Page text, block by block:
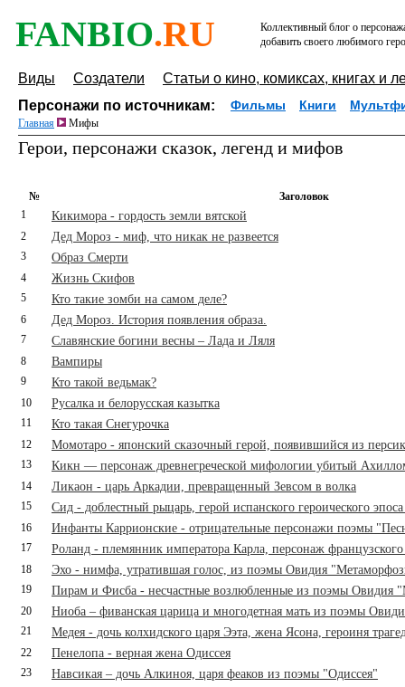
FANBIO.RU
Коллективный блог о
добавить своего любимого
Виды Создатели
Статьи о кино, комиксах, книгах и
Персонажи по источникам:
Фильмы Книги
Главная Мифы
Герои, персонажи сказок, легенд и мифов
№
Заголовок
1
Кикимора - гордость земли вятской
2 Дед Мороз - миф, что никак не развеется
3 Образ Смерти
4 Жизнь Скифов
5 Кто такие зомби на самом деле?
6 Дед Мороз. История появления образа.
7 Славянские богини весны – Лада и Ляля
8 Вампиры
9 Кто такой ведьмак?
10 Русалка и белорусская казытка
11 Кто такая Снегурочка
12 Момотаро - японский сказочный герой, появившийся из
13 Кикн — персонаж древнегреческой мифологии убитый
14 Ликаон - царь Аркадии, превращенный Зевсом в волка
15 Сид - доблестный рыцарь, герой испанского героического
16 Инфанты Каррионские - отрицательные персонажи поэмы
17 Роланд - племянник императора Карла, персонаж
18 Эхо - нимфа, утратившая голос, из поэмы Овидия
19 Пирам и Фисба - несчастные возлюбленные из поэмы Овидия
20 Ниоба – фиванская царица и многодетная мать из поэмы
21 Медея - дочь колхидского царя Ээта, жена Ясона, героиня
22 Пенелопа - верная жена Одиссея
23 Навсикая – дочь Алкиноя, царя феаков из поэмы "Одиссея"